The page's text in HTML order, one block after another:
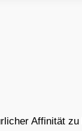
Affinität